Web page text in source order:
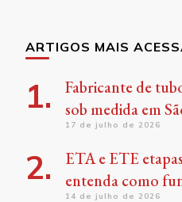
ARTIGOS MAIS
Fabricante de
sob medida em
17 de julho de 2026
ETA e ETE
entenda como
14 de julho de 2026